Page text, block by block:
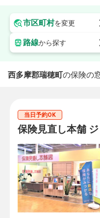
市区町村を変更
路線から探す
西多摩郡瑞穂町の保険の
当日予約OK
保険見直し本舗